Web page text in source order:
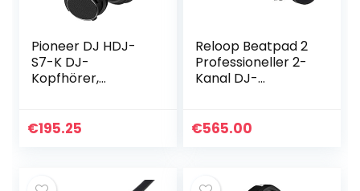
Pioneer DJ HDJ-
S7-K DJ-
Kopfhörer,
€195.25
Reloop Beatpad 2
Professioneller 2-
Kanal DJ-
M40x Studio
€565.00